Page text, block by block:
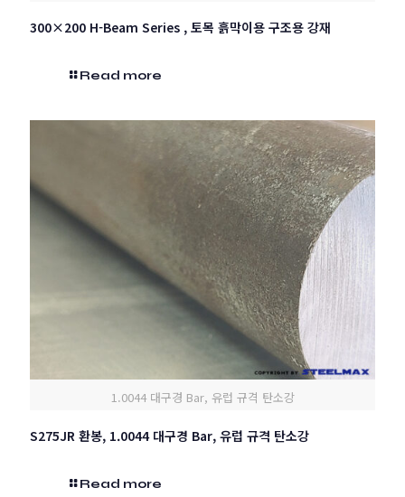
300×200 H-Beam Series , 토목 흙막이용 구조용 강재
Read more
1.0044 대구경 Bar, 유럽 규격 탄소강
S275JR 환봉, 1.0044 대구경 Bar, 유럽 규격 탄소강
Read more